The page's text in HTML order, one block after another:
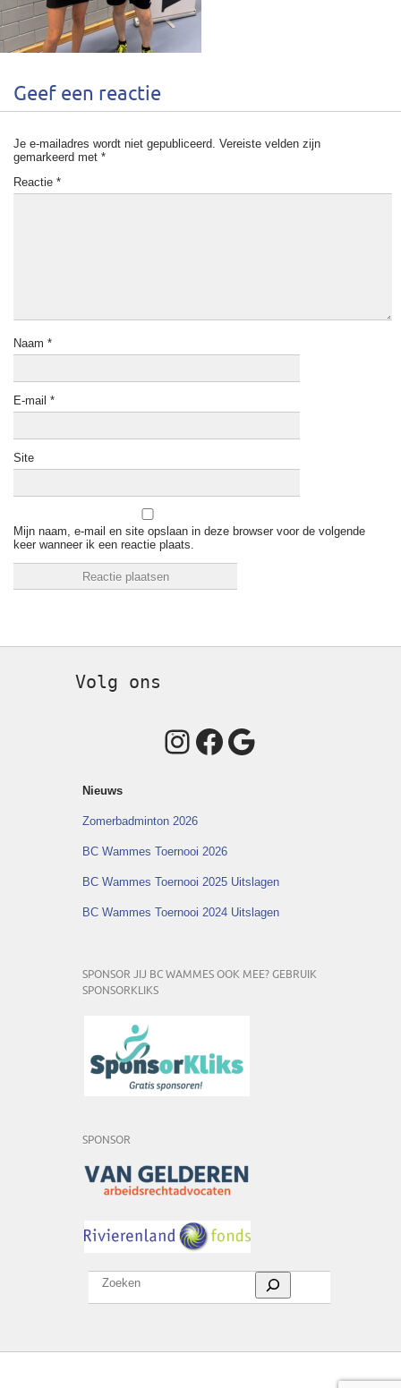
Geef een reactie
Je e-mailadres wordt niet gepubliceerd. Vereiste velden zijn
gemarkeerd met *
Reactie *
Naam *
E-mail *
Site
Mijn naam, e-mail en site opslaan in deze browser voor de volgende
keer wanneer ik een reactie plaats.
Volg ons
Instagram
Facebook
Google
Nieuws
Zomerbadminton 2026
BC Wammes Toernooi 2026
BC Wammes Toernooi 2025 Uitslagen
BC Wammes Toernooi 2024 Uitslagen
SPONSOR JIJ BC WAMMES OOK MEE? GEBRUIK
SPONSORKLIKS
SPONSOR
Zoeken